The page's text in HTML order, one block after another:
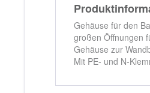
Gehäuse für den
großen Öffnungen
Gehäuse zur
Mit PE- und N-